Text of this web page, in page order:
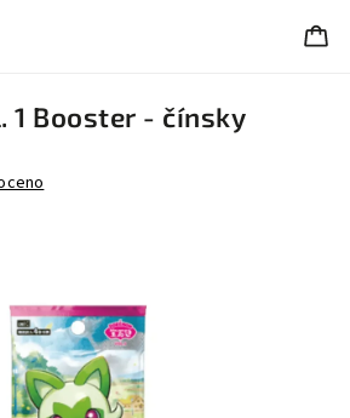
1 Booster - čínsky